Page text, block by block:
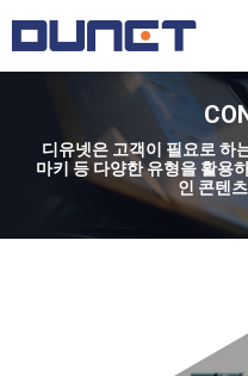
디유넷은 고객이 필요로 하
마키 등 다양한 유형을 활용
인 콘텐